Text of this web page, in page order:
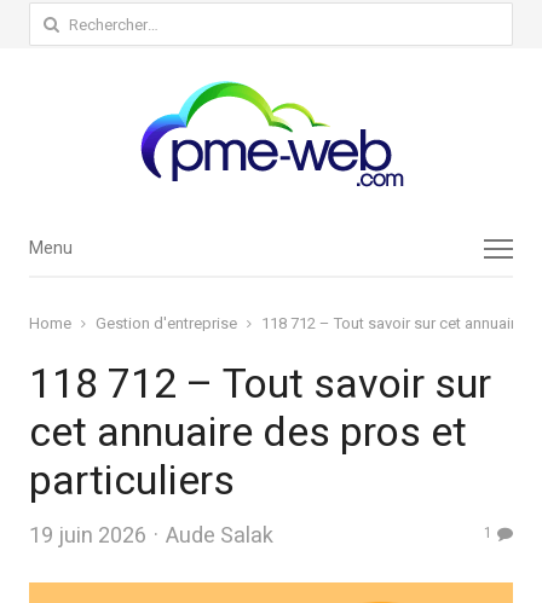
Rechercher :
Menu
Menu
Home Gestion d'entreprise 118 712 – Tout savoir sur cet annuaire
118 712 – Tout savoir sur
cet annuaire des pros et
particuliers
19 juin 2026 Author
Aude Salak 1